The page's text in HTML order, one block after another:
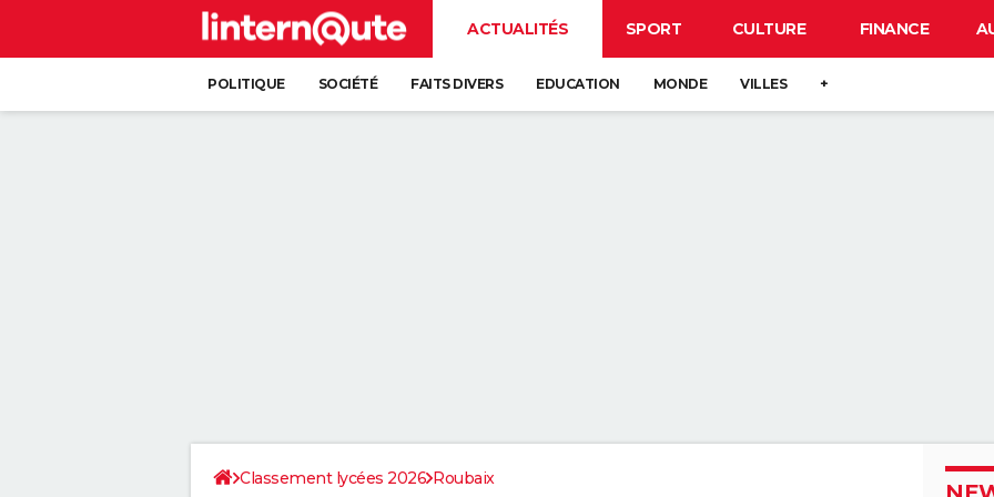
ACTUALITÉS SPORT CULTURE FINANCE
POLITIQUE SOCIÉTÉ FAITS DIVERS EDUCATION MONDE VILLES +
Classement lycées 2026 Roubaix